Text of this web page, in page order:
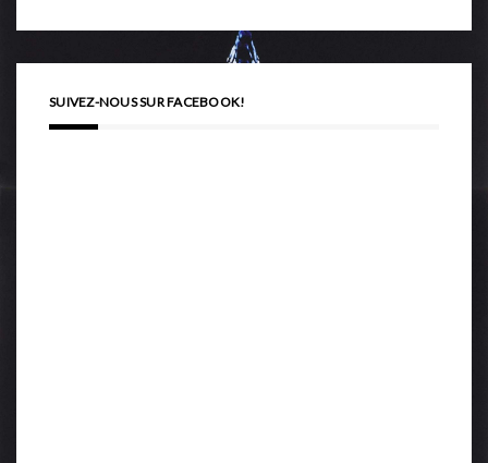
SUIVEZ-NOUS SUR FACEBOOK!